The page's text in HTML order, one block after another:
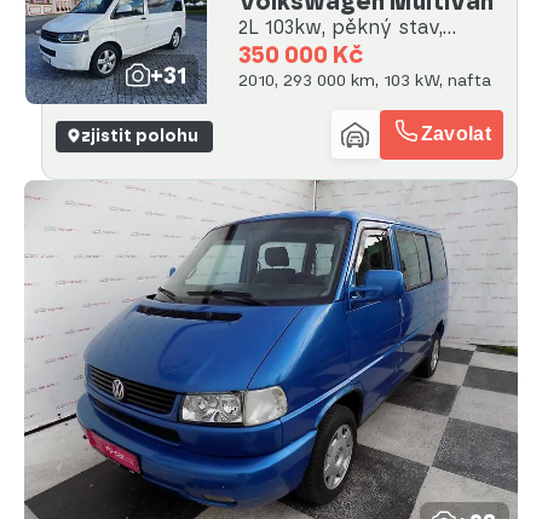
+31
2L 103kw, pěkný stav,
splátky
350 000 Kč
2010, 293 000 km, 103 kW, nafta
zjistit polohu Zavolat